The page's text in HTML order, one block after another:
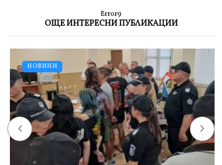
Error9
ОЩЕ ИНТЕРЕСНИ ПУБЛИКАЦИИ
НОВИНИ